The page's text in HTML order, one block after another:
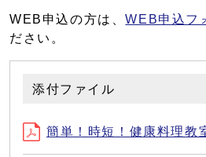
WEB申込の方は、WEB申込フ
ださい。
添付ファイル
簡単！時短！健康料理教